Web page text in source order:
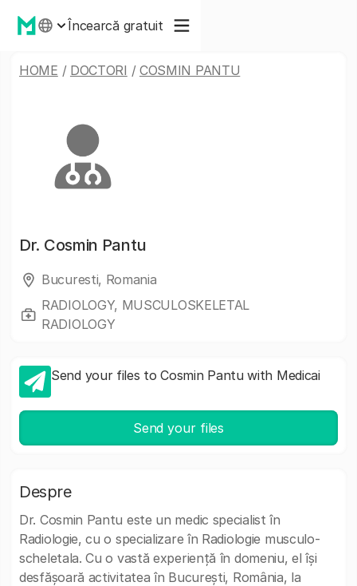
Încearcă gratuit
HOME / DOCTORI / COSMIN PANTU
Dr. Cosmin Pantu
Bucuresti, Romania
RADIOLOGY, MUSCULOSKELETAL
RADIOLOGY
Send your files to Cosmin Pantu with Medicai
Send your files
Despre
Dr. Cosmin Pantu este un medic specialist în
Radiologie, cu o specializare în Radiologie musculo-
scheletala. Cu o vastă experiență în domeniu, el își
desfășoară activitatea în București, România, la